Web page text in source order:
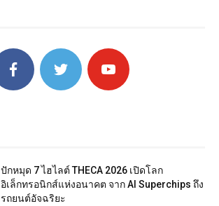
ปักหมุด 7 ไฮไลต์ THECA 2026 เปิดโลก
อิเล็กทรอนิกส์แห่งอนาคต จาก AI Superchips ถึง
รถยนต์อัจฉริยะ